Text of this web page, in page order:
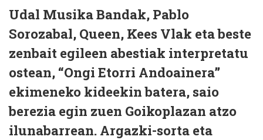
Udal Musika Bandak, Pablo
Sorozabal, Queen, Kees Vlak eta beste
zenbait egileen abestiak interpretatu
ostean, “Ongi Etorri Andoainera”
ekimeneko kideekin batera, saio
berezia egin zuen Goikoplazan atzo
ilunabarrean. Argazki-sorta eta